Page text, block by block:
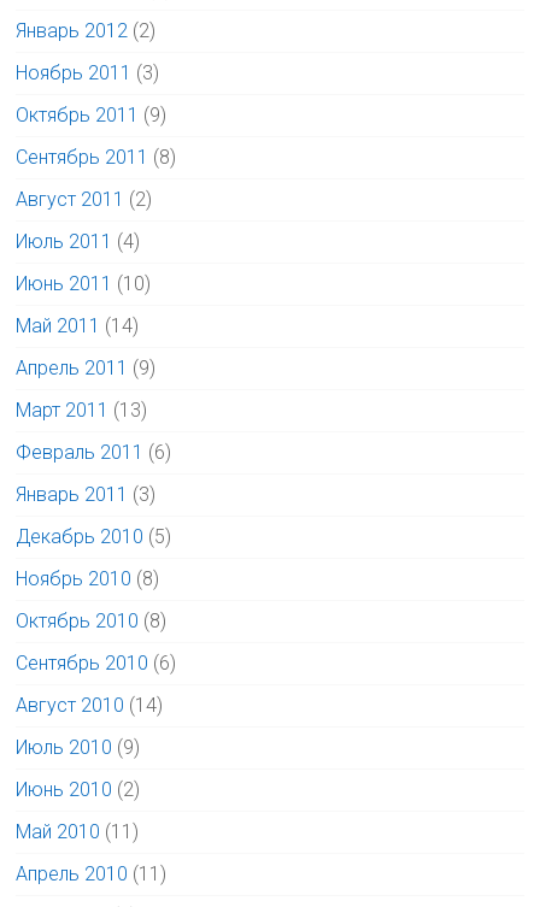
Январь 2012 (2)
Ноябрь 2011 (3)
Октябрь 2011 (9)
Сентябрь 2011 (8)
Август 2011 (2)
Июль 2011 (4)
Июнь 2011 (10)
Май 2011 (14)
Апрель 2011 (9)
Март 2011 (13)
Февраль 2011 (6)
Январь 2011 (3)
Декабрь 2010 (5)
Ноябрь 2010 (8)
Октябрь 2010 (8)
Сентябрь 2010 (6)
Август 2010 (14)
Июль 2010 (9)
Июнь 2010 (2)
Май 2010 (11)
Апрель 2010 (11)